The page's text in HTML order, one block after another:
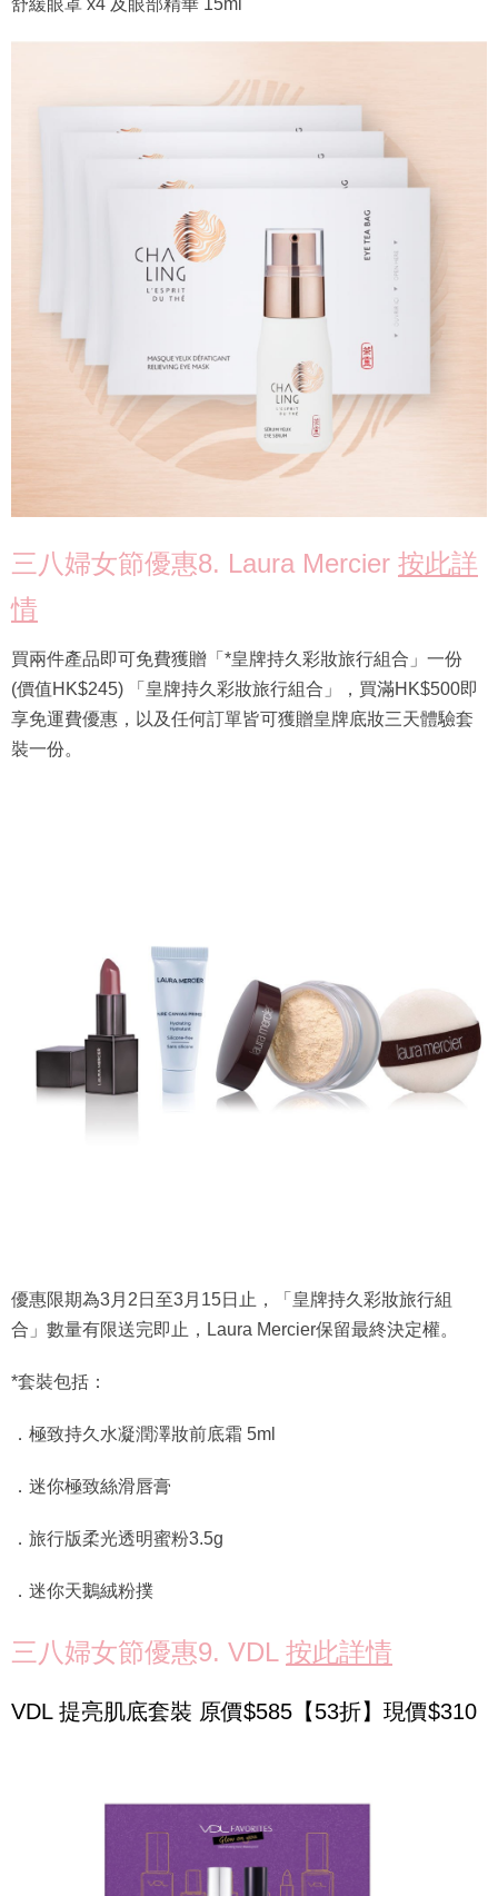
舒緩眼罩 x4 及眼部精華 15ml
三八婦女節優惠8. Laura Mercier 按此詳
情
買兩件產品即可免費獲贈「*皇牌持久彩妝旅行組合」一份
(價值HK$245) 「皇牌持久彩妝旅行組合」，買滿HK$500即
享免運費優惠，以及任何訂單皆可獲贈皇牌底妝三天體驗套
裝一份。
優惠限期為3月2日至3月15日止，「皇牌持久彩妝旅行組
合」數量有限送完即止，Laura Mercier保留最終決定權。
*套裝包括：
．極致持久水凝潤澤妝前底霜 5ml
．迷你極致絲滑唇膏
．旅行版柔光透明蜜粉3.5g
．迷你天鵝絨粉撲
三八婦女節優惠9. VDL 按此詳情
VDL 提亮肌底套裝 原價$585【53折】現價$310